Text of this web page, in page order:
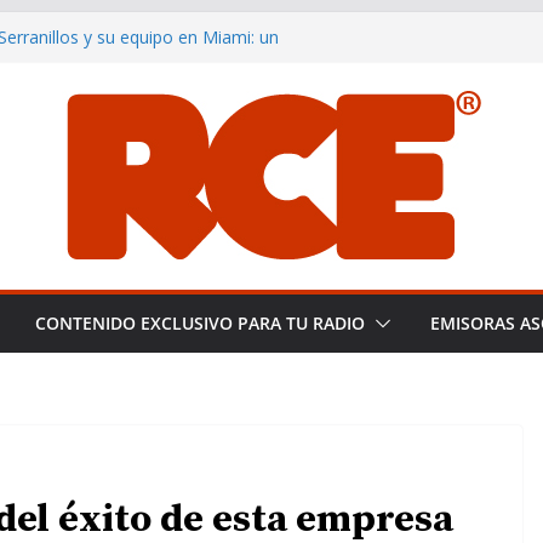
y su equipo en Miami: un
the Global Smooth Jazz
de España: Libertad y
y consolidándose como
smooth jazz en español.
CONTENIDO EXCLUSIVO PARA TU RADIO EMISORAS
éxito de esta empresa